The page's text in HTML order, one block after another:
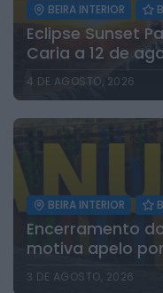
BEIRA INTERIOR
Eclipse Sunset
Caria a 12 de
4 DE AGOSTO, 2026
BEIRA INTERIOR
Encerramento
motiva apelo
3 DE AGOSTO, 2026